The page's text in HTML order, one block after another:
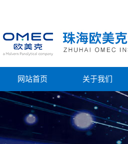
网站首页 关于我们